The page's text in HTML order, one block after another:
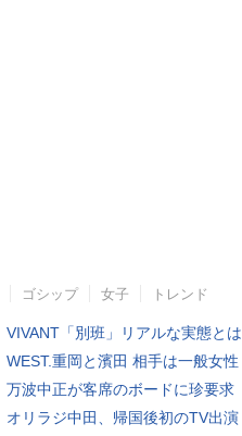
ゴシップ 女子 トレンド
VIVANT「別班」リアルな実態とは
WEST.重岡と濱田 相手は一般女性
万波中正が客席のボードに珍要求
オリラジ中田、帰国後初のTV出演